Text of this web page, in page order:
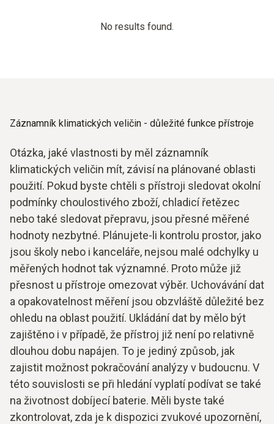
No results found.
Záznamník klimatických veličin - důležité funkce přístroje
Otázka, jaké vlastnosti by měl záznamník
klimatických veličin mít, závisí na plánované oblasti
použití. Pokud byste chtěli s přístroji sledovat okolní
podmínky choulostivého zboží, chladicí řetězec
nebo také sledovat přepravu, jsou přesné měřené
hodnoty nezbytné. Plánujete-li kontrolu prostor, jako
jsou školy nebo i kanceláře, nejsou malé odchylky u
měřených hodnot tak významné. Proto může již
přesnost u přístroje omezovat výběr. Uchovávání dat
a opakovatelnost měření jsou obzvláště důležité bez
ohledu na oblast použití. Ukládání dat by mělo být
zajištěno i v případě, že přístroj již není po relativně
dlouhou dobu napájen. To je jediný způsob, jak
zajistit možnost pokračování analýzy v budoucnu. V
této souvislosti se při hledání vyplatí podívat se také
na životnost dobíjecí baterie. Měli byste také
zkontrolovat, zda je k dispozici zvukové upozornění,